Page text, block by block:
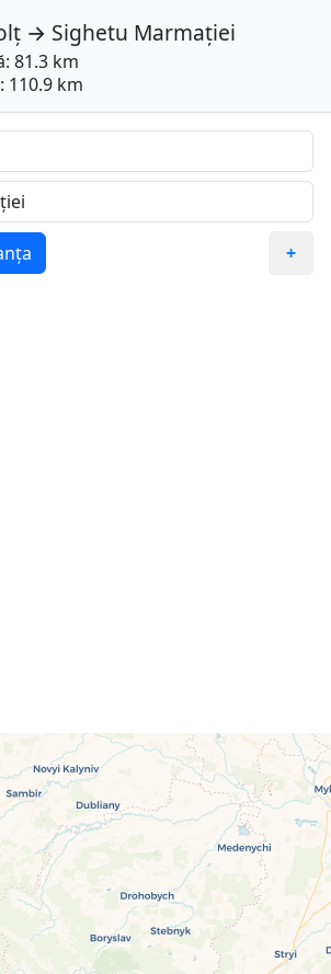
→ Sighetu Marmației
81.3 km
110.9 km
+